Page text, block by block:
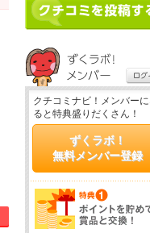
クチコミナビ！メンバー
ると特典盛りだくさん！
ずくラボ！
無料メンバー登録